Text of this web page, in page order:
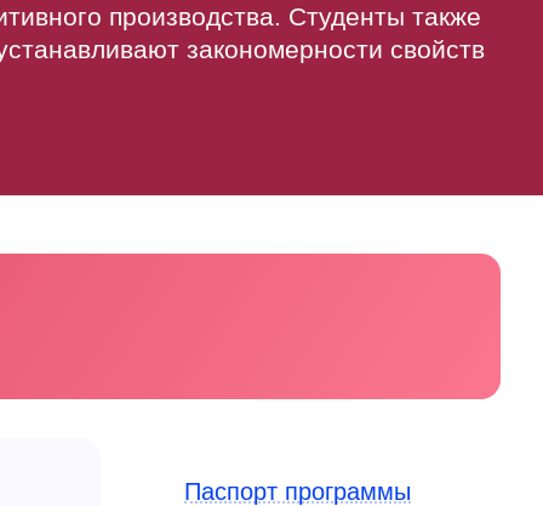
производства. Студенты также
закономерности свойств
Паспорт программы